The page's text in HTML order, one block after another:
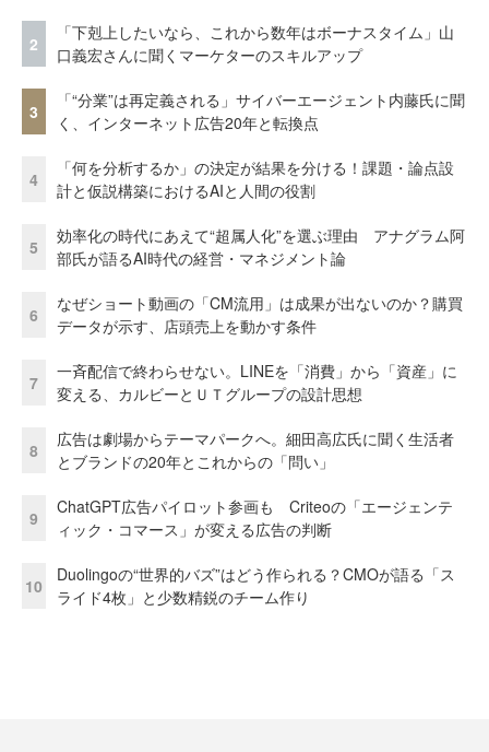
2
「下剋上したいなら、これから数年はボーナスタイム」山
口義宏さんに聞くマーケターのスキルアップ
3
「“分業”は再定義される」サイバーエージェント内藤氏に聞
く、インターネット広告20年と転換点
4
「何を分析するか」の決定が結果を分ける！課題・論点設
計と仮説構築におけるAIと人間の役割
5
効率化の時代にあえて“超属人化”を選ぶ理由 アナグラム阿
部氏が語るAI時代の経営・マネジメント論
6
なぜショート動画の「CM流用」は成果が出ないのか？購買
データが示す、店頭売上を動かす条件
7
一斉配信で終わらせない。LINEを「消費」から「資産」に
変える、カルビーとＵＴグループの設計思想
8
広告は劇場からテーマパークへ。細田高広氏に聞く生活者
とブランドの20年とこれからの「問い」
9
ChatGPT広告パイロット参画も Criteoの「エージェンテ
ィック・コマース」が変える広告の判断
10
Duolingoの“世界的バズ”はどう作られる？CMOが語る「ス
ライド4枚」と少数精鋭のチーム作り